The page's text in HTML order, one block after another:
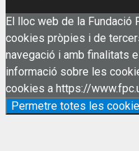
El lloc web de la Fundació
cookies pròpies i de
navegació i amb finalitats
informació sobre les
cookies a https://
Permetre totes les